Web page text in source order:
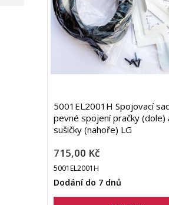
5001EL2001H Spojovací
pevné spojení pračky (dole)
sušičky (nahoře) LG
715,00 Kč
5001EL2001H
Dodání do 7 dnů